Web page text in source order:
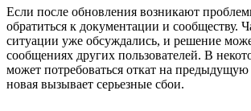
Если после обновления возникают
обратиться к документации и сообществу.
ситуации уже обсуждались, и решение
сообщениях других пользователей. В
может потребоваться откат на
новая вызывает серьезные сбои.